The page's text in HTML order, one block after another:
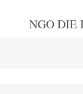
NGO DIE